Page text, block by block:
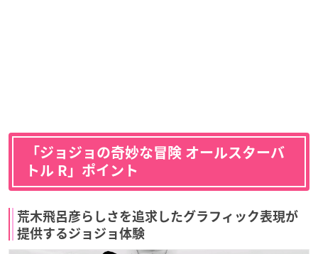
「ジョジョの奇妙な冒険 オールスターバ
トル R」ポイント
荒木飛呂彦らしさを追求したグラフィック表現が
提供するジョジョ体験